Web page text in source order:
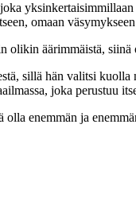
yksinkertaisimmillaan
omaan
olikin äärimmäistä,
sillä hän valitsi
joka perustuu
enemmän ja